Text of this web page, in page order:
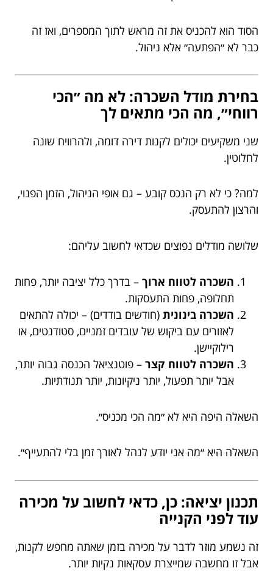
הסוד הוא להכניס את זה מראש לתוך המספרים, ואז זה
כבר לא ״הפתעה״ אלא ניהול.
בחירת מודל השכרה: לא מה ״הכי
רווחי״, מה הכי מתאים לך
שני משקיעים יכולים לקנות דירה דומה, ולהרוויח שונה
לחלוטין.
למה? כי לא רק הנכס קובע – גם אופי הניהול, הזמן הפנוי,
והרצון להתעסק.
שלושה מודלים נפוצים שכדאי לחשוב עליהם:
השכרה לטווח ארוך – בדרך כלל יציבה יותר, פחות
תחלופה, פחות התעסקות.
השכרה בינונית (חודשים בודדים) – יכולה להתאים
לאזורים עם ביקוש של עובדים זמניים, סטודנטים, או
רילוקיישן.
השכרה לטווח קצר – פוטנציאל הכנסה גבוה יותר,
אבל יותר תפעול, יותר ניקיונות, יותר תנודתיות.
השאלה היפה היא לא ״מה הכי מכניס״.
השאלה היא ״מה אני יודע לנהל לאורך זמן בלי להתעייף״.
תכנון יציאה: כן, כדאי לחשוב על מכירה
עוד לפני הקנייה
זה נשמע מוזר לדבר על מכירה בזמן שאתה מחפש לקנות,
אבל זו מחשבה שמייצרת עסקאות נקיות יותר.